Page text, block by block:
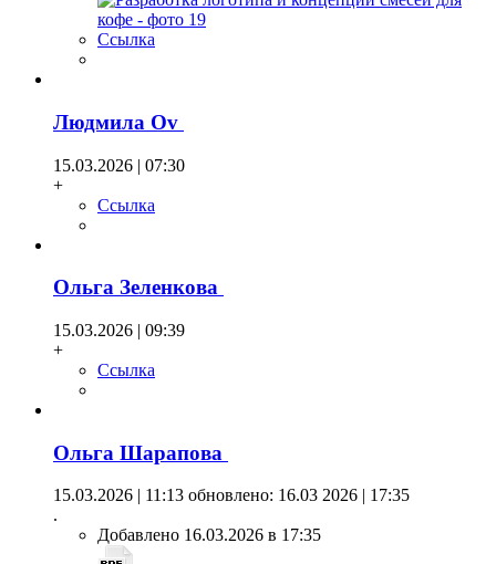
Ссылка
Людмила Оv
15.03.2026 | 07:30
+
Ссылка
Ольга Зеленкова
15.03.2026 | 09:39
+
Ссылка
Ольга Шарапова
15.03.2026 | 11:13 обновлено: 16.03 2026 | 17:35
.
Добавлено 16.03.2026 в 17:35